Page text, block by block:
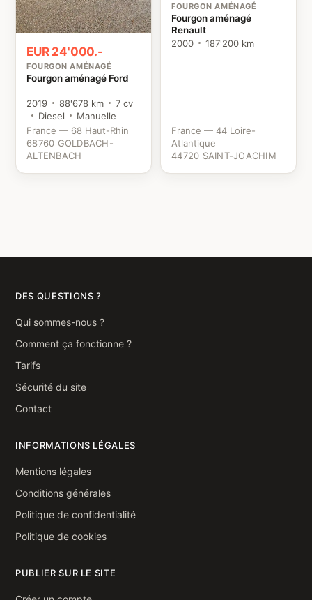
EUR 24'000.-
FOURGON AMÉNAGÉ
Fourgon aménagé Ford
2019 88'678 km
7 cv
Diesel
Manuelle
France — 68 Haut-Rhin
68760 GOLDBACH-
ALTENBACH
FOURGON AMÉNAGÉ
Fourgon aménagé
Renault
2000
187'200 km
France — 44 Loire-
Atlantique
44720 SAINT-JOACHIM
DES QUESTIONS ?
Qui sommes-nous ?
Comment ça fonctionne ?
Tarifs
Sécurité du site
Contact
INFORMATIONS LÉGALES
Mentions légales
Conditions générales
Politique de confidentialité
Politique de cookies
PUBLIER SUR LE SITE